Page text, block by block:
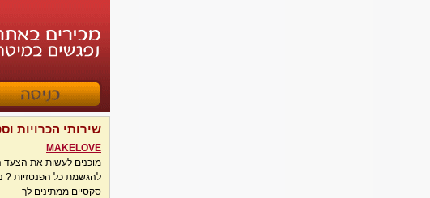
שירותי הכרויות
MAKELOVE
מוכנים לעשות את
להגשמת כל הפנטזיות ?
סקסיים ממתינים לך